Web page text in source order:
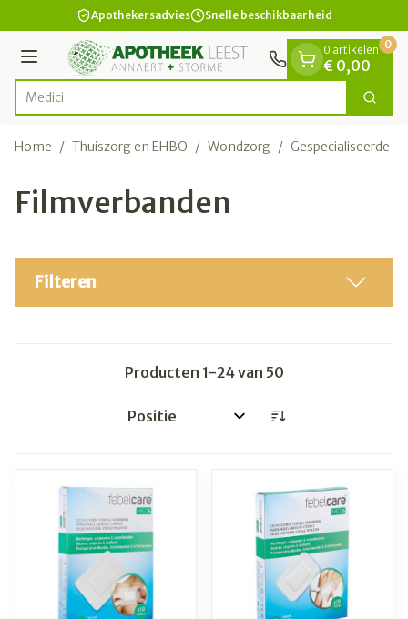
Ga naar de inhoudApothekersadvies Snelle beschikbaarheid
Menu
Product, merk, categorie... Zoek
0 artikelen
€ 0,00
0
Home / Thuiszorg en EHBO / Wondzorg / Gespecialiseerde
Filmverbanden
Filteren
Producten 1-24van 50
Sorteer op: